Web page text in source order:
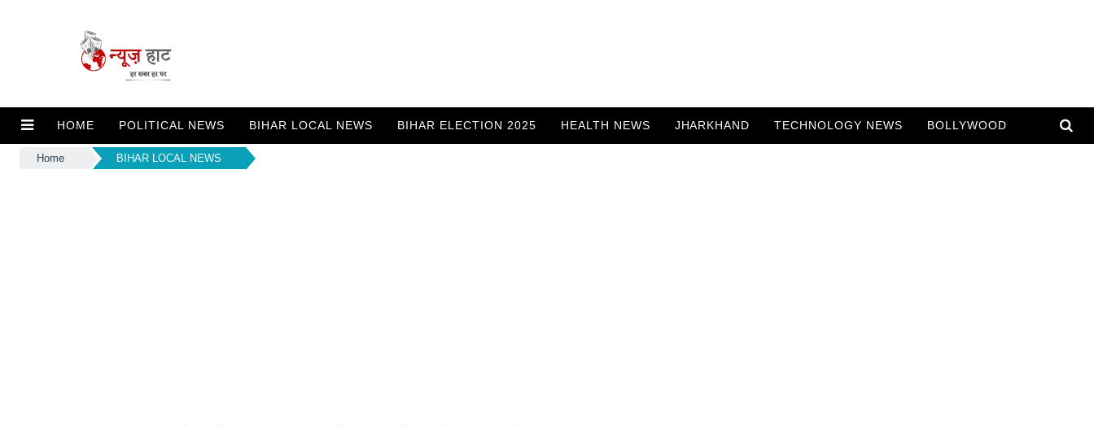
HOME POLITICAL NEWS BIHAR LOCAL NEWS BIHAR ELECTION 2025 HEALTH NEWS JHARKHAND TECHNOLOGY NEWS BOLLYWOOD
Home BIHAR LOCAL NEWS